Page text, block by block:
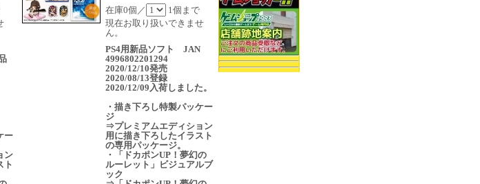
ー
ン
ト
在庫0個／
1個まで
現在お取り扱いできませ
ん。
PS4用新品ソフト JAN
4996802201294
2020/12/10発売
2020/08/13登録
2020/12/09入荷しました。
・描き下ろし特製パッケー
ジ
⇒プレミアムエディション
用に描き下ろしたイラスト
の専用パッケージ。
・「ドカポンUP！夢幻の
ルーレット」ビジュアルブ
ック